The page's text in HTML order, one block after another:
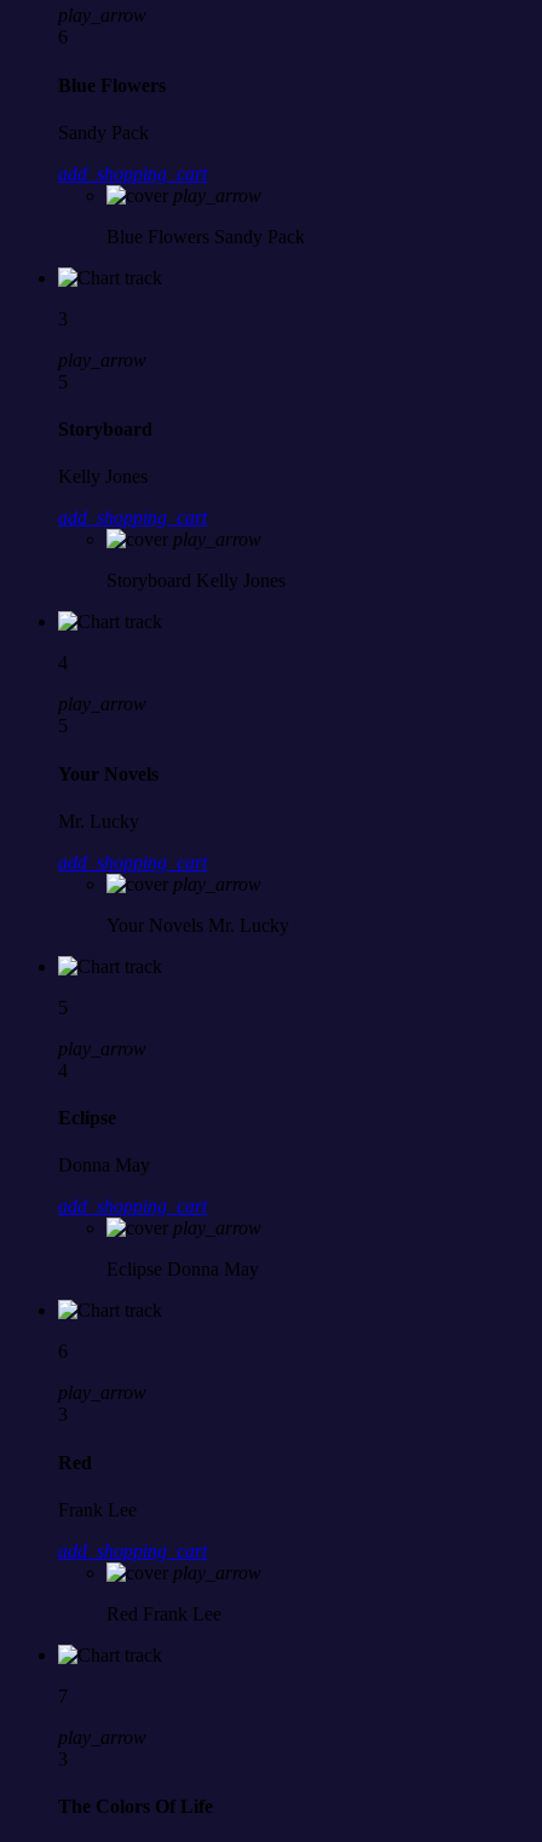
play_arrow
6
Blue Flowers
Sandy Pack
add_shopping_cart
play_arrow
Blue Flowers Sandy Pack
3
play_arrow
5
Storyboard
Kelly Jones
add_shopping_cart
play_arrow
Storyboard Kelly Jones
4
play_arrow
5
Your Novels
Mr. Lucky
add_shopping_cart
play_arrow
Your Novels Mr. Lucky
5
play_arrow
4
Eclipse
Donna May
add_shopping_cart
play_arrow
Eclipse Donna May
6
play_arrow
3
Red
Frank Lee
add_shopping_cart
play_arrow
Red Frank Lee
7
play_arrow
3
The Colors Of Life